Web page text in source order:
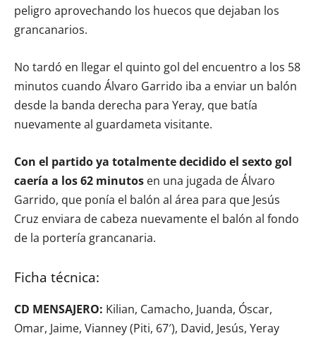
peligro aprovechando los huecos que dejaban los
grancanarios.
No tardó en llegar el quinto gol del encuentro a los 58
minutos cuando Álvaro Garrido iba a enviar un balón
desde la banda derecha para Yeray, que batía
nuevamente al guardameta visitante.
Con el partido ya totalmente decidido el sexto gol
caería a los 62 minutos en una jugada de Álvaro
Garrido, que ponía el balón al área para que Jesús
Cruz enviara de cabeza nuevamente el balón al fondo
de la portería grancanaria.
Ficha técnica:
CD MENSAJERO: Kilian, Camacho, Juanda, Óscar,
Omar, Jaime, Vianney (Piti, 67′), David, Jesús, Yeray